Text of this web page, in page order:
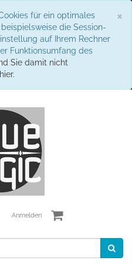
×
für ein optimales
die Session-
auf Ihrem Rechner
Funktionsumfang des
Sie damit nicht
Anmelden